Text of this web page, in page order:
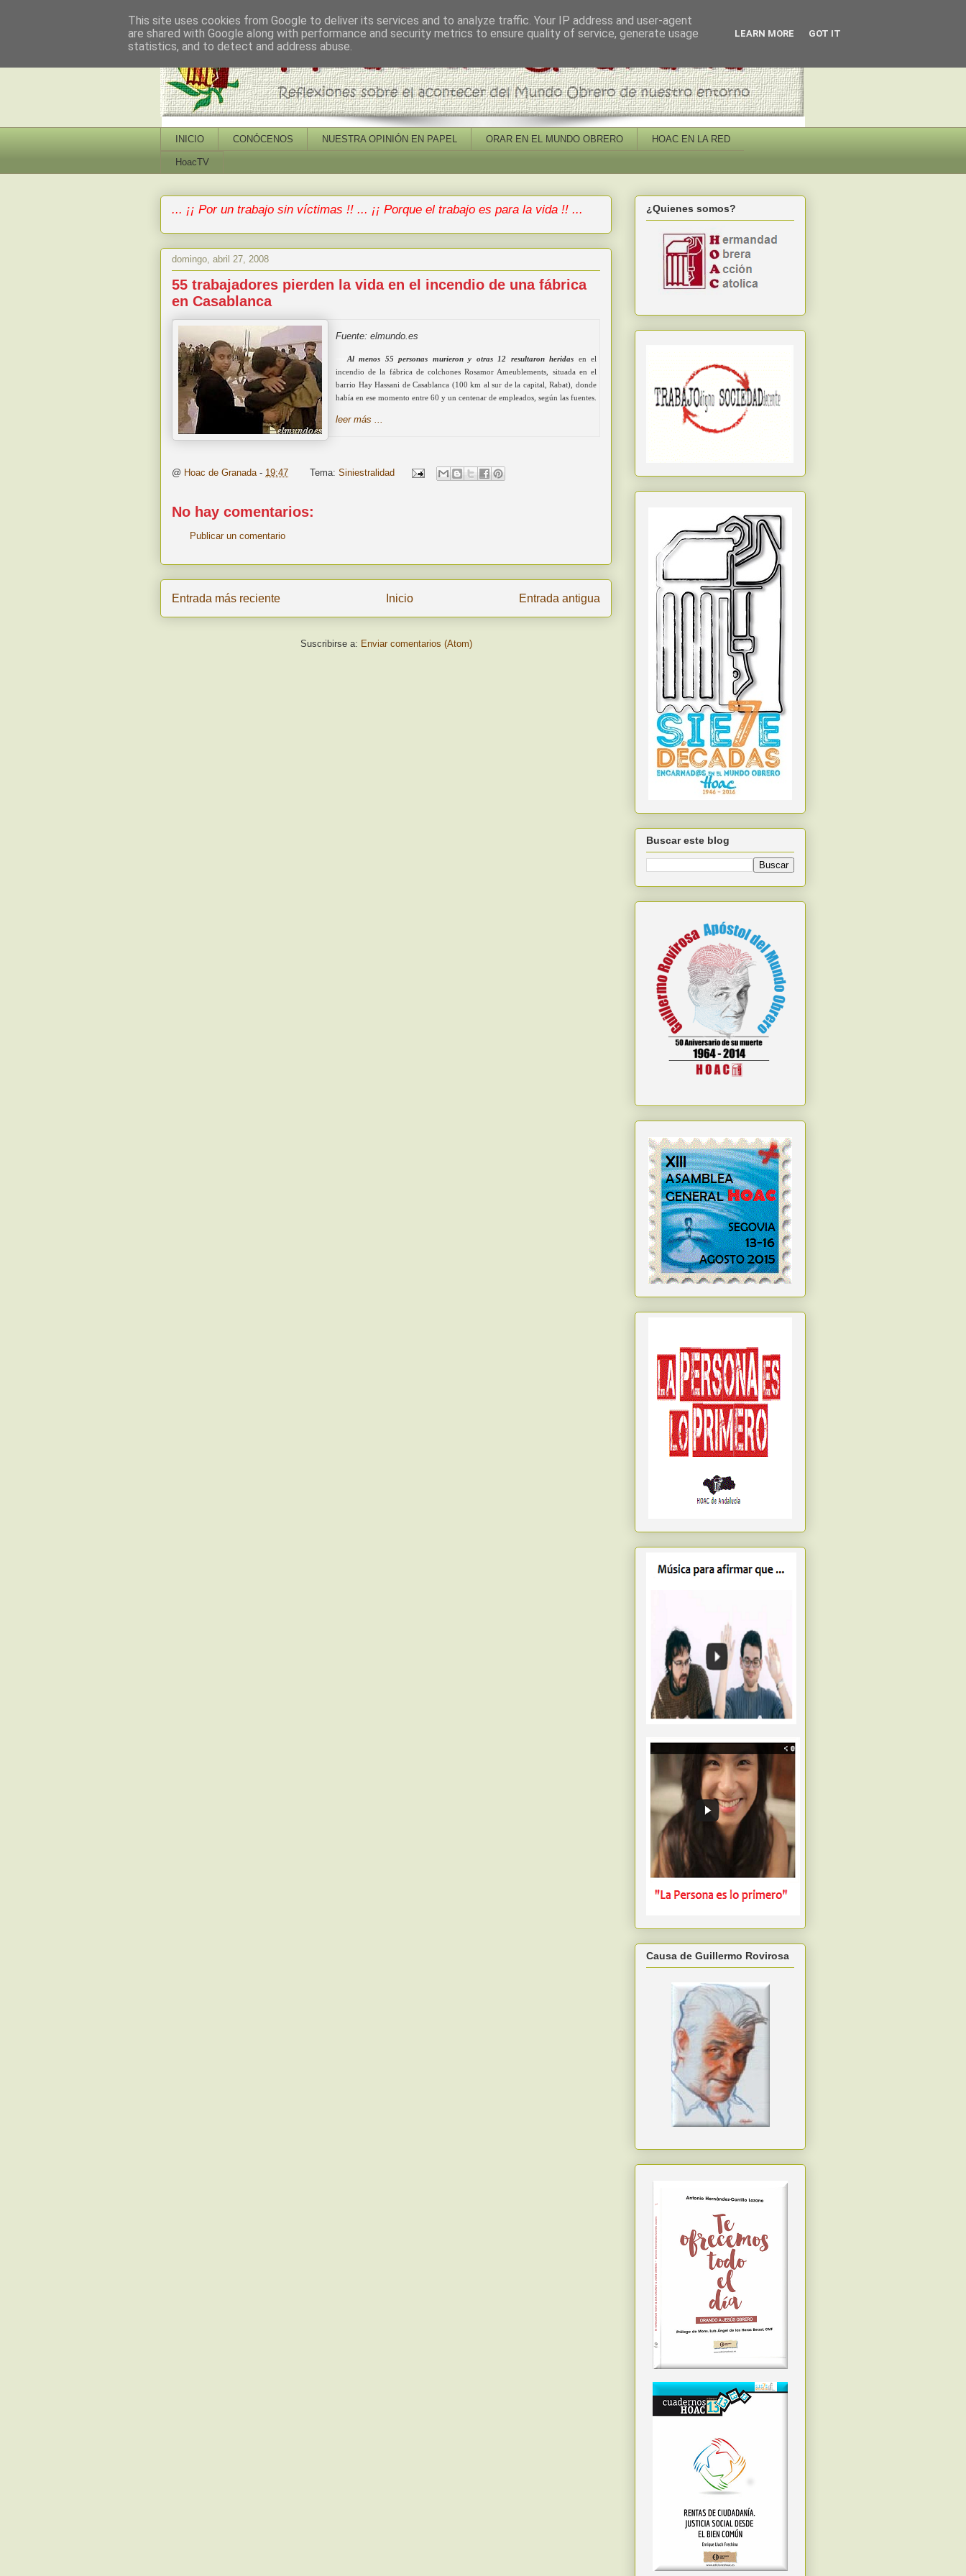
INICIO CONÓCENOS NUESTRA OPINIÓN EN PAPEL ORAR EN EL MUNDO OBRERO HOAC EN LA RED
HoacTV
... ¡¡ Por un trabajo sin víctimas !! ... ¡¡ Porque el trabajo es para la vida !! ...
domingo, abril 27, 2008
55 trabajadores pierden la vida en el incendio de una fábrica
en Casablanca
Fuente: elmundo.es
----Al menos 55 personas murieron y otras 12 resultaron heridas en el
incendio de la fábrica de colchones Rosamor Ameublements, situada en el
barrio Hay Hassani de Casablanca (100 km al sur de la capital, Rabat), donde
había en ese momento entre 60 y un centenar de empleados, según las fuentes.
leer más ...
@ Hoac de Granada - 19:47 Tema: Siniestralidad
No hay comentarios:
Publicar un comentario
Entrada más reciente Entrada antigua
Inicio
Suscribirse a: Enviar comentarios (Atom)
¿Quienes somos?
Buscar este blog
Causa de Guillermo Rovirosa
This site uses cookies from Google to deliver its services and to analyze traffic. Your IP address and user-agent
are shared with Google along with performance and security metrics to ensure quality of service, generate usage
statistics, and to detect and address abuse.
LEARN MORE GOT IT